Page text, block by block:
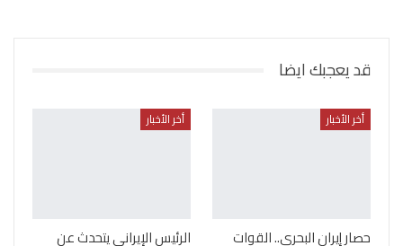
قد يعجبك ايضا
أخر الأخبار
حصار إيران البحري.. القوات
أخر الأخبار
الرئيس الإيراني يتحدث عن